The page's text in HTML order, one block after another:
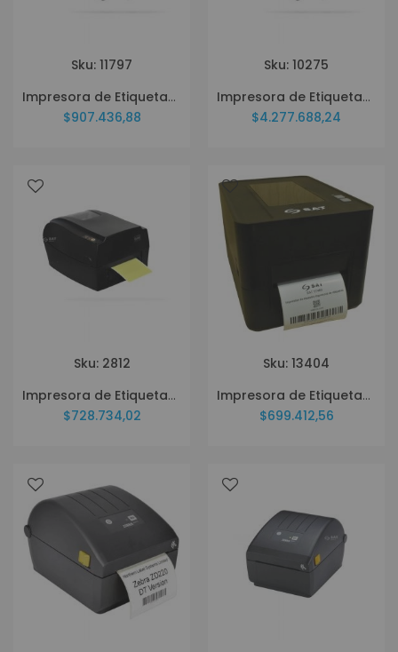
Sku: 11797
Impresora de Etiquetas Honeywell PC42E-TB02200
$907.436,88
Sku: 10275
Impresora de Etiquetas Honeywell PD45S PD4500C0010000200
$4.277.688,24
Sku: 2812
Impresora de Etiquetas SAT TT448-2
$728.734,02
Sku: 13404
Impresora de Etiquetas SAT TT460 UE
$699.412,56